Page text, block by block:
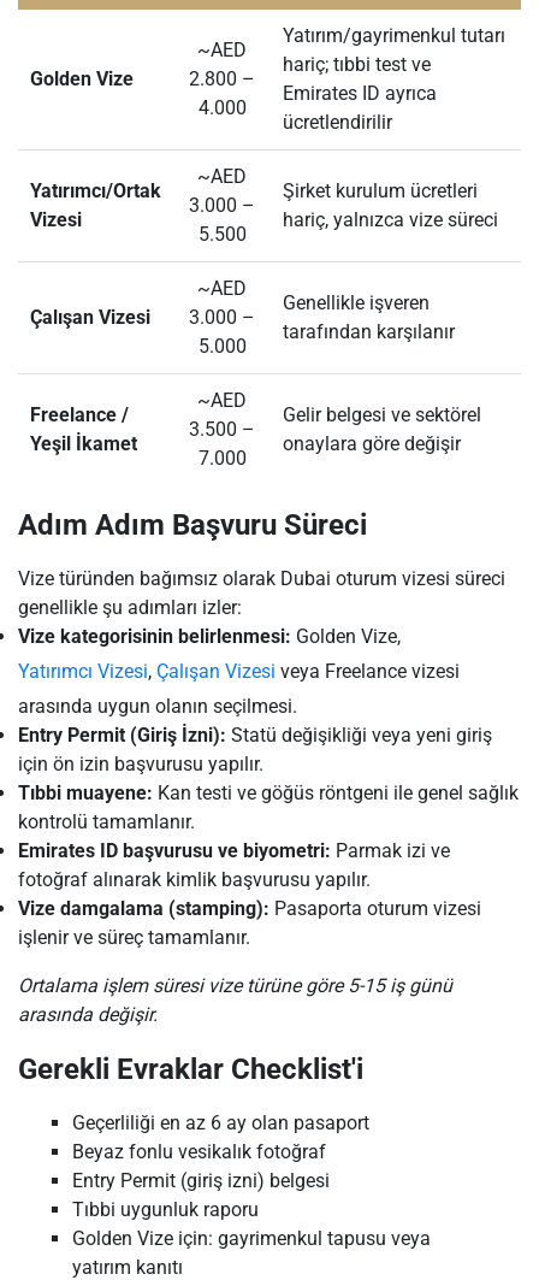
Golden Vize
~AED
2.800 –
4.000
Yatırım/gayrimenkul tutarı
hariç; tıbbi test ve
Emirates ID ayrıca
ücretlendirilir
Yatırımcı/Ortak
Vizesi
~AED
3.000 –
5.500
Şirket kurulum ücretleri
hariç, yalnızca vize süreci
Çalışan Vizesi
~AED
3.000 –
5.000
Genellikle işveren
tarafından karşılanır
Freelance /
Yeşil İkamet
~AED
3.500 –
7.000
Gelir belgesi ve sektörel
onaylara göre değişir
Adım Adım Başvuru Süreci
Vize türünden bağımsız olarak Dubai oturum vizesi süreci
genellikle şu adımları izler:
Vize kategorisinin belirlenmesi: Golden Vize,
Yatırımcı Vizesi, Çalışan Vizesi veya Freelance vizesi
arasında uygun olanın seçilmesi.
Entry Permit (Giriş İzni): Statü değişikliği veya yeni giriş
için ön izin başvurusu yapılır.
Tıbbi muayene: Kan testi ve göğüs röntgeni ile genel sağlık
kontrolü tamamlanır.
Emirates ID başvurusu ve biyometri: Parmak izi ve
fotoğraf alınarak kimlik başvurusu yapılır.
Vize damgalama (stamping): Pasaporta oturum vizesi
işlenir ve süreç tamamlanır.
Ortalama işlem süresi vize türüne göre 5-15 iş günü
arasında değişir.
Gerekli Evraklar Checklist'i
Geçerliliği en az 6 ay olan pasaport
Beyaz fonlu vesikalık fotoğraf
Entry Permit (giriş izni) belgesi
Tıbbi uygunluk raporu
Golden Vize için: gayrimenkul tapusu veya
yatırım kanıtı